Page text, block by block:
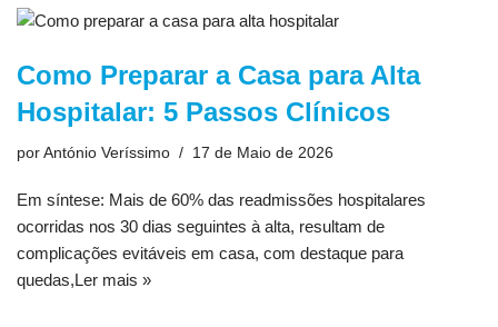
Como Preparar a Casa para Alta
Hospitalar: 5 Passos Clínicos
por António Veríssimo 17 de Maio de 2026
Em síntese: Mais de 60% das readmissões hospitalares
ocorridas nos 30 dias seguintes à alta, resultam de
complicações evitáveis em casa, com destaque para
quedas,Ler mais »